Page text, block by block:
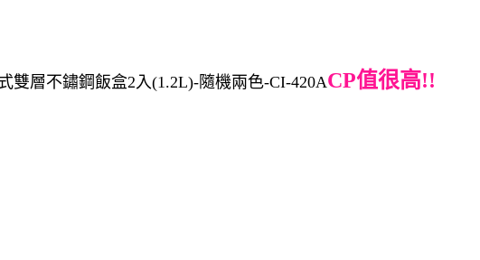
雙層不鏽鋼飯盒2入(1.2L)-隨機兩色-CI-420ACP值很高!!